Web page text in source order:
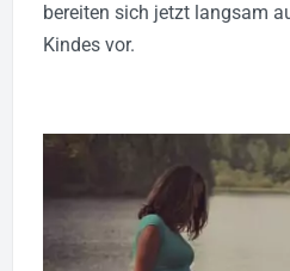
bereiten sich jetzt langsam
Kindes vor.